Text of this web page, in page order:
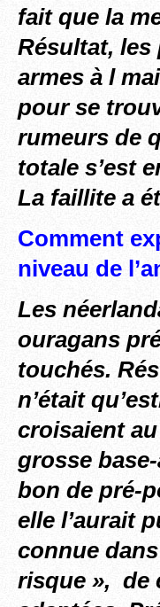
fait que la
Résultat, les
armes à l
pour se
rumeurs de
totale s’est
La faillite a
Comment
niveau de
Les
ouragans
touchés.
n’était
croisaient
grosse
bon de pré-
elle l’aurait
connue
risque », de